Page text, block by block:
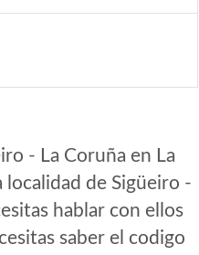
- La Coruña en La
de Sigüeiro -
hablar con ellos
saber el codigo